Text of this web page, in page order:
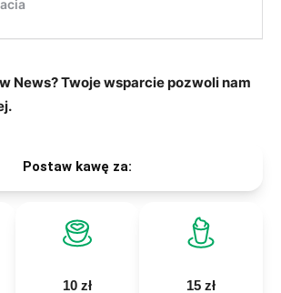
News? Twoje wsparcie pozwoli nam
Postaw kawę za:
10 zł 15 zł